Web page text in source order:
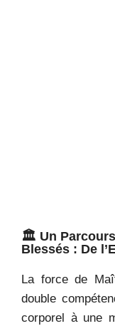
🏛️ Un
Blessés : De
La force de
double
corporel à une